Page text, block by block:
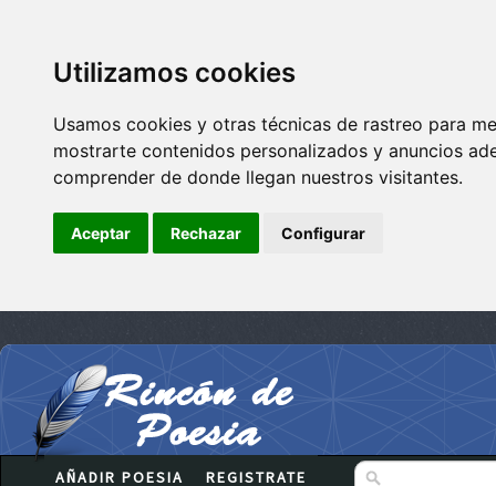
Utilizamos cookies
Usamos cookies y otras técnicas de rastreo para
mostrarte contenidos personalizados y anuncios
comprender de donde llegan nuestros visitantes.
Aceptar Rechazar Configurar
AÑADIR POESIA REGISTRATE